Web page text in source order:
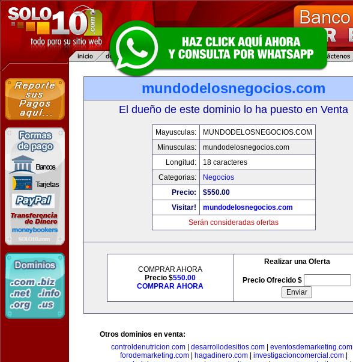
mundodelosnegocios.com
El dueño de este dominio lo ha puesto en Venta
Mayusculas:
MUNDODELOSNEGOCIOS.COM
Minusculas:
mundodelosnegocios.com
Longitud:
18 caracteres
Categorias:
Negocios
Precio:
$550.00
Visitar!
mundodelosnegocios.com
Serán consideradas ofertas
COMPRAR AHORA
Precio $550.00
COMPRAR AHORA
Realizar una Oferta
Precio Ofrecido $
Otros dominios en venta:
controldenutricion.com
desarrollodesitios.com eventosdemarketing.com
forodemarketing.com| hagadinero.com| investigacioncomercial.com|